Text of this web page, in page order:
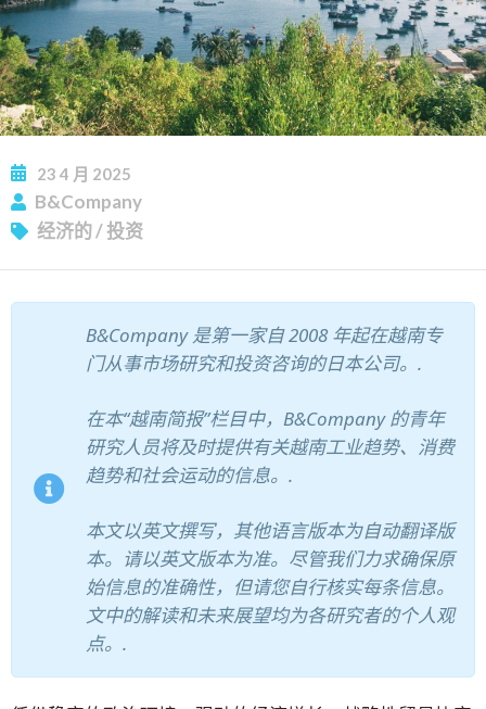
23 4 月 2025
B&Company
经济的/投资
B&Company 是第一家自 2008 年起在越南专
门从事市场研究和投资咨询的日本公司。.
在本“越南简报”栏目中，B&Company 的青年
研究人员将及时提供有关越南工业趋势、消费
趋势和社会运动的信息。.
本文以英文撰写，其他语言版本为自动翻译版
本。请以英文版本为准。尽管我们力求确保原
始信息的准确性，但请您自行核实每条信息。
文中的解读和未来展望均为各研究者的个人观
点。.
订阅新闻通讯